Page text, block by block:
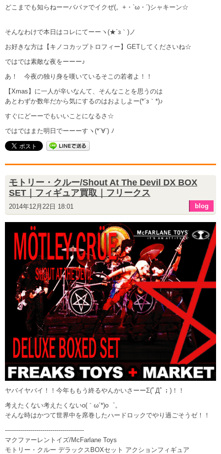
どこまでも知らねーーババァでイクぜ(。+・`ω・´)シャキーン☆
そんなわけで本日はコレにてーーヽ(★´з｀)ノ
お好きな方は【キノコカップトロフィー】GETしてくださいね☆
ではでは素敵な夜をーーー♪
あ！ 今夜の独り身を嘆いているそこの若者よ！！
【Xmas】に一人が辛いなんて、そんなことを思うのは
あとわずか数年だから気にするのはおよしよー(*´з｀*)♪
すぐにどーーでもいいことになるさ☆
ではではまた明日でーーーすヽ(*´∀`) ﾉ
モトリー・クルー/Shout At The Devil DX BOX
SET｜フィギュア買取｜フリークス
2014年12月22日 18:01 blog
ヤバイヤバイ！！今年ももう終るやんかいさーーΣ(ﾟДﾟ；)！！
考えたくない考えたくないo(｀ω´*)o゜。
そんな時はかつて世界中を席巻したハードロックでやり過ごそうゼ！！
----------------------------------------
マクファーレントイズ/McFarlane Toys
モトリー・クルー デラックスBOXセット アクションフィギュア